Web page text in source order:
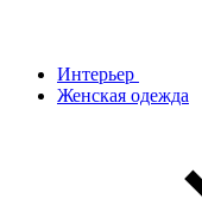
Интерьер
Женская одежда